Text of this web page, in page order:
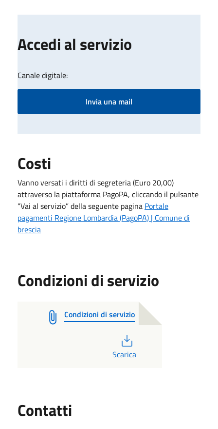
Accedi al servizio
Canale digitale:
Invia una mail
Costi
Vanno versati i diritti di segreteria (Euro 20,00)
attraverso la piattaforma PagoPA, cliccando il pulsante
“Vai al servizio” della seguente pagina Portale
pagamenti Regione Lombardia (PagoPA) | Comune di
brescia
Condizioni di servizio
Condizioni di servizio
Scarica
Contatti